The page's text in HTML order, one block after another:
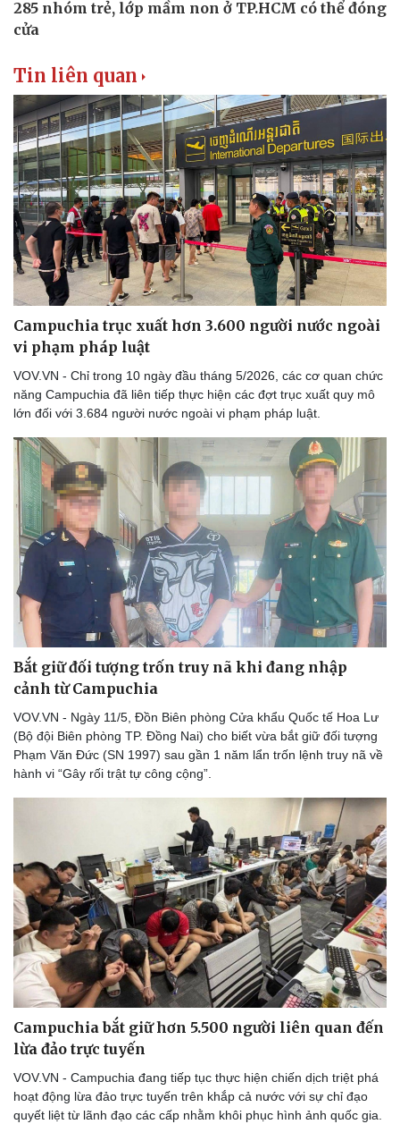
Sức khỏe
Dinh dưỡng - món ngon
Cây thuốc
Sản phụ khoa
Nhi khoa
Nam khoa
Làm đẹp - giảm cân
Phòng mạch online
Ăn sạch sống khỏe
Đời sống
Nhà đẹp
Blog
Tình yêu - Gia đình
Tin liên quan
Campuchia trục xuất hơn 3.600 người nước ngoài
vi phạm pháp luật
VOV.VN - Chỉ trong 10 ngày đầu tháng 5/2026, các cơ quan chức
năng Campuchia đã liên tiếp thực hiện các đợt trục xuất quy mô
lớn đối với 3.684 người nước ngoài vi phạm pháp luật.
Bắt giữ đối tượng trốn truy nã khi đang nhập
cảnh từ Campuchia
VOV.VN - Ngày 11/5, Đồn Biên phòng Cửa khẩu Quốc tế Hoa Lư
(Bộ đội Biên phòng TP. Đồng Nai) cho biết vừa bắt giữ đối tượng
Phạm Văn Đức (SN 1997) sau gần 1 năm lẩn trốn lệnh truy nã về
hành vi “Gây rối trật tự công cộng”.
Campuchia bắt giữ hơn 5.500 người liên quan đến
lừa đảo trực tuyến
VOV.VN - Campuchia đang tiếp tục thực hiện chiến dịch triệt phá
hoạt động lừa đảo trực tuyến trên khắp cả nước với sự chỉ đạo
quyết liệt từ lãnh đạo các cấp nhằm khôi phục hình ảnh quốc gia.